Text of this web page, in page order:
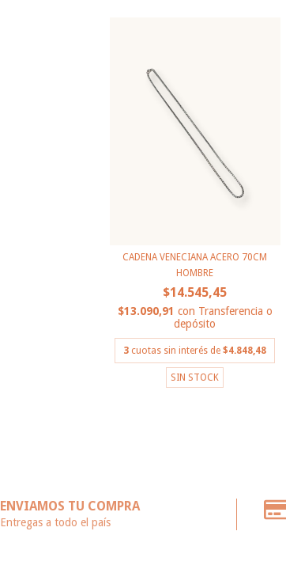
CADENA VENECIANA ACERO 70CM
HOMBRE
$14.545,45
$13.090,91 con Transferencia o
depósito
3 cuotas sin interés de$4.848,48
SIN STOCK
ENVIAMOS TU COMPRA
Entregas a todo el país